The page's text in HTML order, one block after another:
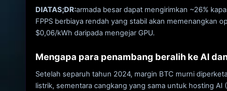
DIATAS;DR:armada besar dapat mengirimkan ~26%
FPPS berbiaya rendah yang stabil akan memenangkan
$0,06/kWh daripada mengejar GPU.
Mengapa para penambang beralih ke AI
Setelah separuh tahun 2024, margin BTC murni
listrik, sementara cangkang yang sama untuk hosting